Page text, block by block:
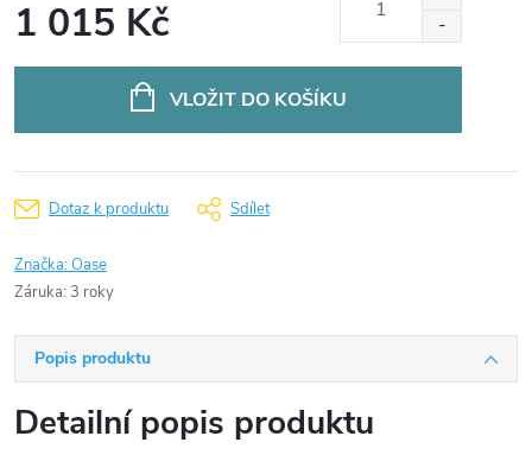
1 015 Kč
VLOŽIT DO KOŠÍKU
Dotaz k produktu Sdílet
Značka:Oase
Záruka: 3 roky
Popis produktu
Detailní popis produktu